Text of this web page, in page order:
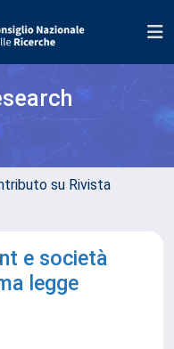
su Rivista
e società
legge